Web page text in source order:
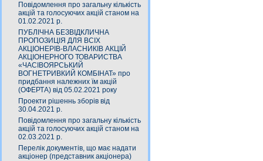
Повідомлення про загальну кількість
акцій та голосуючих акцій станом на
01.02.2021 р.
ПУБЛІЧНА БЕЗВІДКЛИЧНА
ПРОПОЗИЦІЯ ДЛЯ ВСІХ
АКЦІОНЕРІВ-ВЛАСНИКІВ АКЦІЙ
АКЦІОНЕРНОГО ТОВАРИСТВА
«ЧАСIВОЯРСЬКИЙ
ВОГНЕТРИВКИЙ КОМБIНАТ» про
придбання належних їм акцій
(ОФЕРТА) від 05.02.2021 року
Проекти рішеннь зборів від
30.04.2021 р.
Повідомлення про загальну кількість
акцій та голосуючих акцій станом на
02.03.2021 р.
Перелік документів, що має надати
акціонер (представник акціонера)